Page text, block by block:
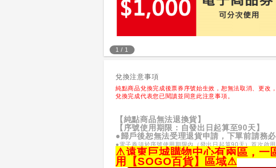
1 / 1
兌換注意事項
純點商品兌換完成後票券序號始生效，恕無法取消、更改
兌換完成代表您已閱讀並同意此注意事項。
【純點商品無法退換貨】
【序號使用期限：自發出日起算至90天】
●歸戶後恕無法受理退貨申請，下單前請務必
●電子券須於序號使用期限內（發出日起算90天）首次啟
⚠遠東巨城購物中心有兩區，
用【SOGO百貨】區域⚠